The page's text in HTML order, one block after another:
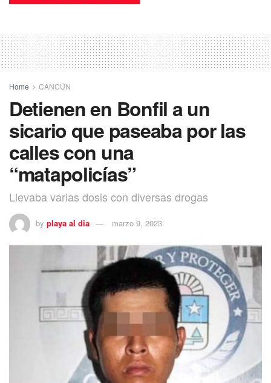
Home CANCÚN
Detienen en Bonfil a un
sicario que paseaba por las
calles con una
“matapolicías”
Llevaba varias dosis con diversas drogas
by playa al dia marzo 9, 2023